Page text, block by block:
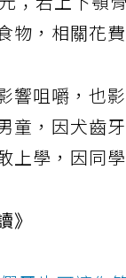
；若上下顎
物，相關花
響咀嚼，也
男童，因犬齒
上學，因同